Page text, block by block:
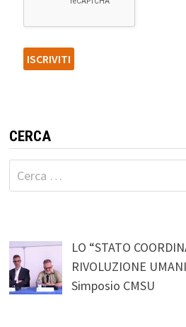
CERCA
Ricerca
per:
LO “STATO
RIVOLUZIONE
Simposio CMSU